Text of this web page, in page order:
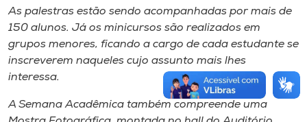
As palestras estão sendo acompanhadas por mais de
150 alunos. Já os minicursos são realizados em
grupos menores, ficando a cargo de cada estudante se
inscreverem naqueles cujo assunto mais lhes
interessa.
A Semana Acadêmica também compreende uma